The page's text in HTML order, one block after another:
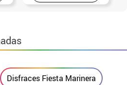
Disfraces Fiesta Marinera